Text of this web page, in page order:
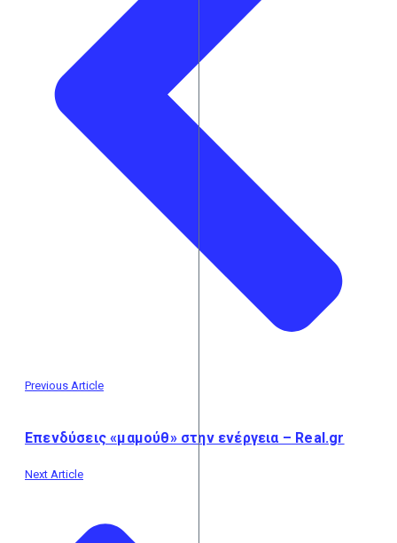
Previous Article
Επενδύσεις «μαμούθ» στην ενέργεια – Real.gr
Next Article